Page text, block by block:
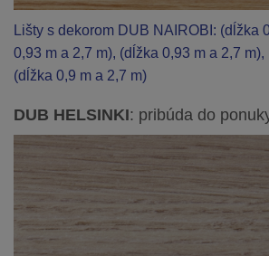
Lišty s dekorom DUB NAIROBI: (dĺžka
0,93 m a 2,7 m), (dĺžka 0,93 m a 2,7 m),
(dĺžka 0,9 m a 2,7 m)
DUB HELSINKI: pribúda do